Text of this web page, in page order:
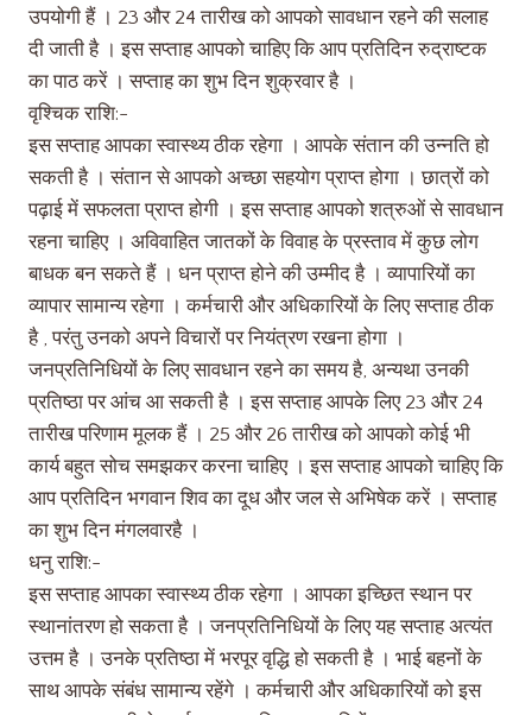
उपयोगी हैं । 23 और 24 तारीख को आपको सावधान रहने की सलाह
दी जाती है । इस सप्ताह आपको चाहिए कि आप प्रतिदिन रुद्राष्टक
का पाठ करें । सप्ताह का शुभ दिन शुक्रवार है ।
वृश्चिक राशि:-
इस सप्ताह आपका स्वास्थ्य ठीक रहेगा । आपके संतान की उन्नति हो
सकती है । संतान से आपको अच्छा सहयोग प्राप्त होगा । छात्रों को
पढ़ाई में सफलता प्राप्त होगी । इस सप्ताह आपको शत्रुओं से सावधान
रहना चाहिए । अविवाहित जातकों के विवाह के प्रस्ताव में कुछ लोग
बाधक बन सकते हैं । धन प्राप्त होने की उम्मीद है । व्यापारियों का
व्यापार सामान्य रहेगा । कर्मचारी और अधिकारियों के लिए सप्ताह ठीक
है , परंतु उनको अपने विचारों पर नियंत्रण रखना होगा ।
जनप्रतिनिधियों के लिए सावधान रहने का समय है, अन्यथा उनकी
प्रतिष्ठा पर आंच आ सकती है । इस सप्ताह आपके लिए 23 और 24
तारीख परिणाम मूलक हैं । 25 और 26 तारीख को आपको कोई भी
कार्य बहुत सोच समझकर करना चाहिए । इस सप्ताह आपको चाहिए कि
आप प्रतिदिन भगवान शिव का दूध और जल से अभिषेक करें । सप्ताह
का शुभ दिन मंगलवारहै ।
धनु राशि:-
इस सप्ताह आपका स्वास्थ्य ठीक रहेगा । आपका इच्छित स्थान पर
स्थानांतरण हो सकता है । जनप्रतिनिधियों के लिए यह सप्ताह अत्यंत
उत्तम है । उनके प्रतिष्ठा में भरपूर वृद्धि हो सकती है । भाई बहनों के
साथ आपके संबंध सामान्य रहेंगे । कर्मचारी और अधिकारियों को इस